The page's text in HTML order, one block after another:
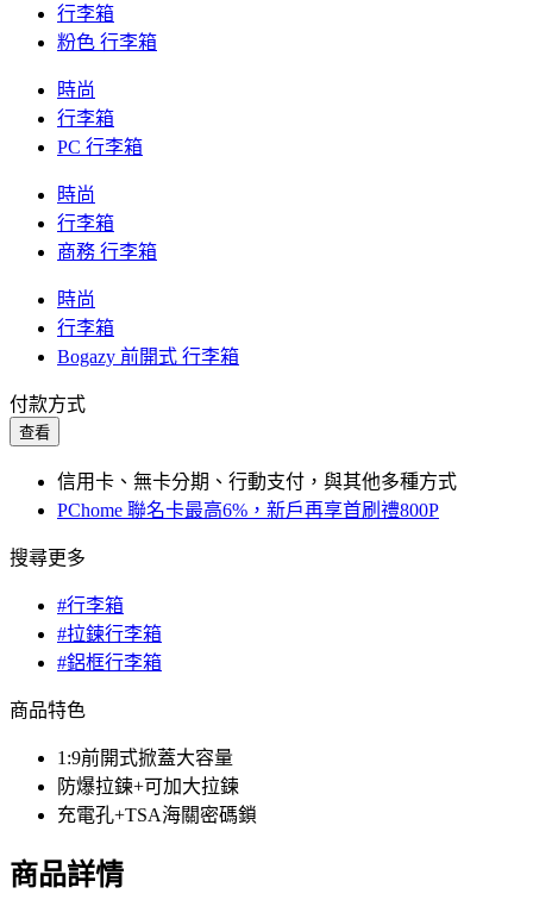
行李箱
粉色 行李箱
時尚
行李箱
PC 行李箱
時尚
行李箱
商務 行李箱
時尚
行李箱
Bogazy 前開式 行李箱
付款方式
查看
信用卡、無卡分期、行動支付，與其他多種方式
PChome 聯名卡最高6%，新戶再享首刷禮800P
搜尋更多
#行李箱
#拉鍊行李箱
#鋁框行李箱
商品特色
1:9前開式掀蓋大容量
防爆拉鍊+可加大拉鍊
充電孔+TSA海關密碼鎖
商品詳情